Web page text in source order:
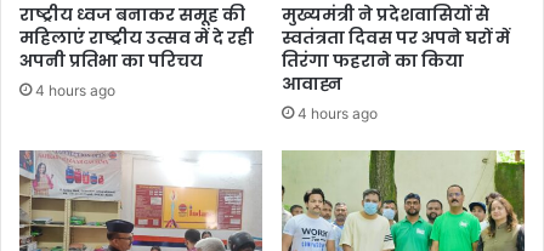
राष्ट्रीय ध्वज बनाकर समूह की
महिलाएं राष्ट्रीय उत्सव में दे रही
अपनी प्रतिभा का परिचय
4 hours ago
मुख्यमंत्री ने प्रदेशवासियों से
स्वतंत्रता दिवस पर अपने घरों में
तिरंगा फहराने का किया
आवाह्न
4 hours ago